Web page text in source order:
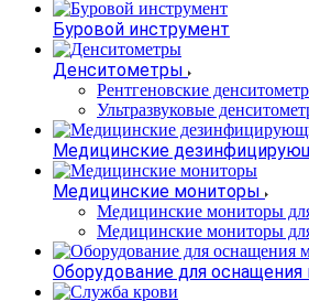
Буровой инструмент
Денситометры
Рентгеновские
Ультразвуковые
Медицинские
Медицинские мониторы
Медицинские мониторы
Медицинские мониторы
Оборудование для оснащения